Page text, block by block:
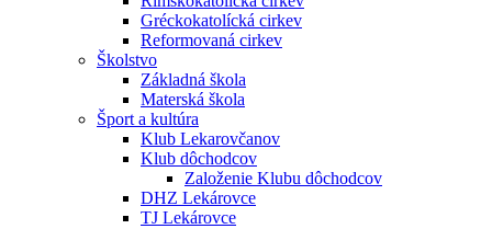
Gréckokatolícká cirkev
Reformovaná cirkev
Školstvo
Základná škola
Materská škola
Šport a kultúra
Klub Lekarovčanov
Klub dôchodcov
Založenie Klubu dôchodcov
DHZ Lekárovce
TJ Lekárovce